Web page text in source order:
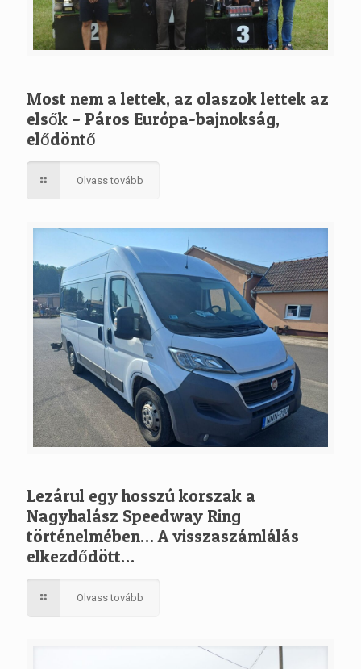
Most nem a lettek, az olaszok lettek az
elsők – Páros Európa-bajnokság,
elődöntő
Olvass tovább
Lezárul egy hosszú korszak a
Nagyhalász Speedway Ring
történelmében… A visszaszámlálás
elkezdődött…
Olvass tovább